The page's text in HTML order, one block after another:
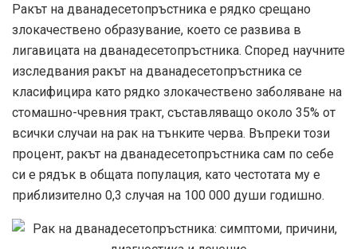
Ракът на дванадесетопръстника е рядко срещано
злокачествено образувание, което се развива в
лигавицата на дванадесетопръстника. Според научните
изследвания ракът на дванадесетопръстника се
класифицира като рядко злокачествено заболяване на
стомашно-чревния тракт, съставляващо около 35% от
всички случаи на рак на тънките черва. Въпреки този
процент, ракът на дванадесетопръстника сам по себе
си е рядък в общата популация, като честотата му е
приблизително 0,3 случая на 100 000 души годишно.